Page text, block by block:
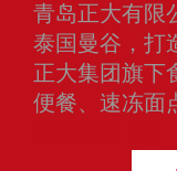
青岛正大有限
泰国曼谷，打
正大集团旗下
便餐、速冻面